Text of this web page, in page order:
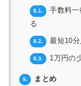
8.1.
手数料一
る
8.2. 最短10
8.3. 1万円の
9. まとめ